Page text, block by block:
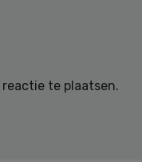
reactie te plaatsen.